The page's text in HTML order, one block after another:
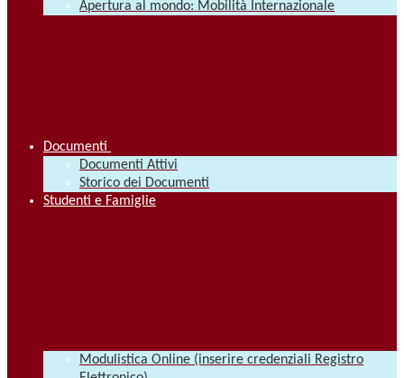
Apertura al mondo: Mobilità Internazionale
Documenti
Documenti Attivi
Storico dei Documenti
Studenti e Famiglie
Modulistica Online (inserire credenziali Registro